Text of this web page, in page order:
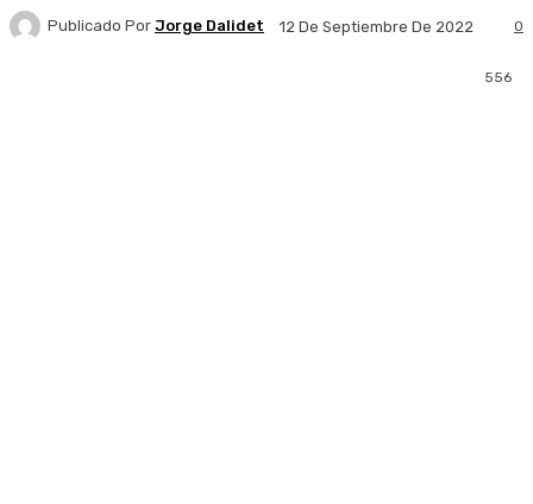
Publicado Por Jorge Dalidet 12 De Septiembre De 2022 0
556